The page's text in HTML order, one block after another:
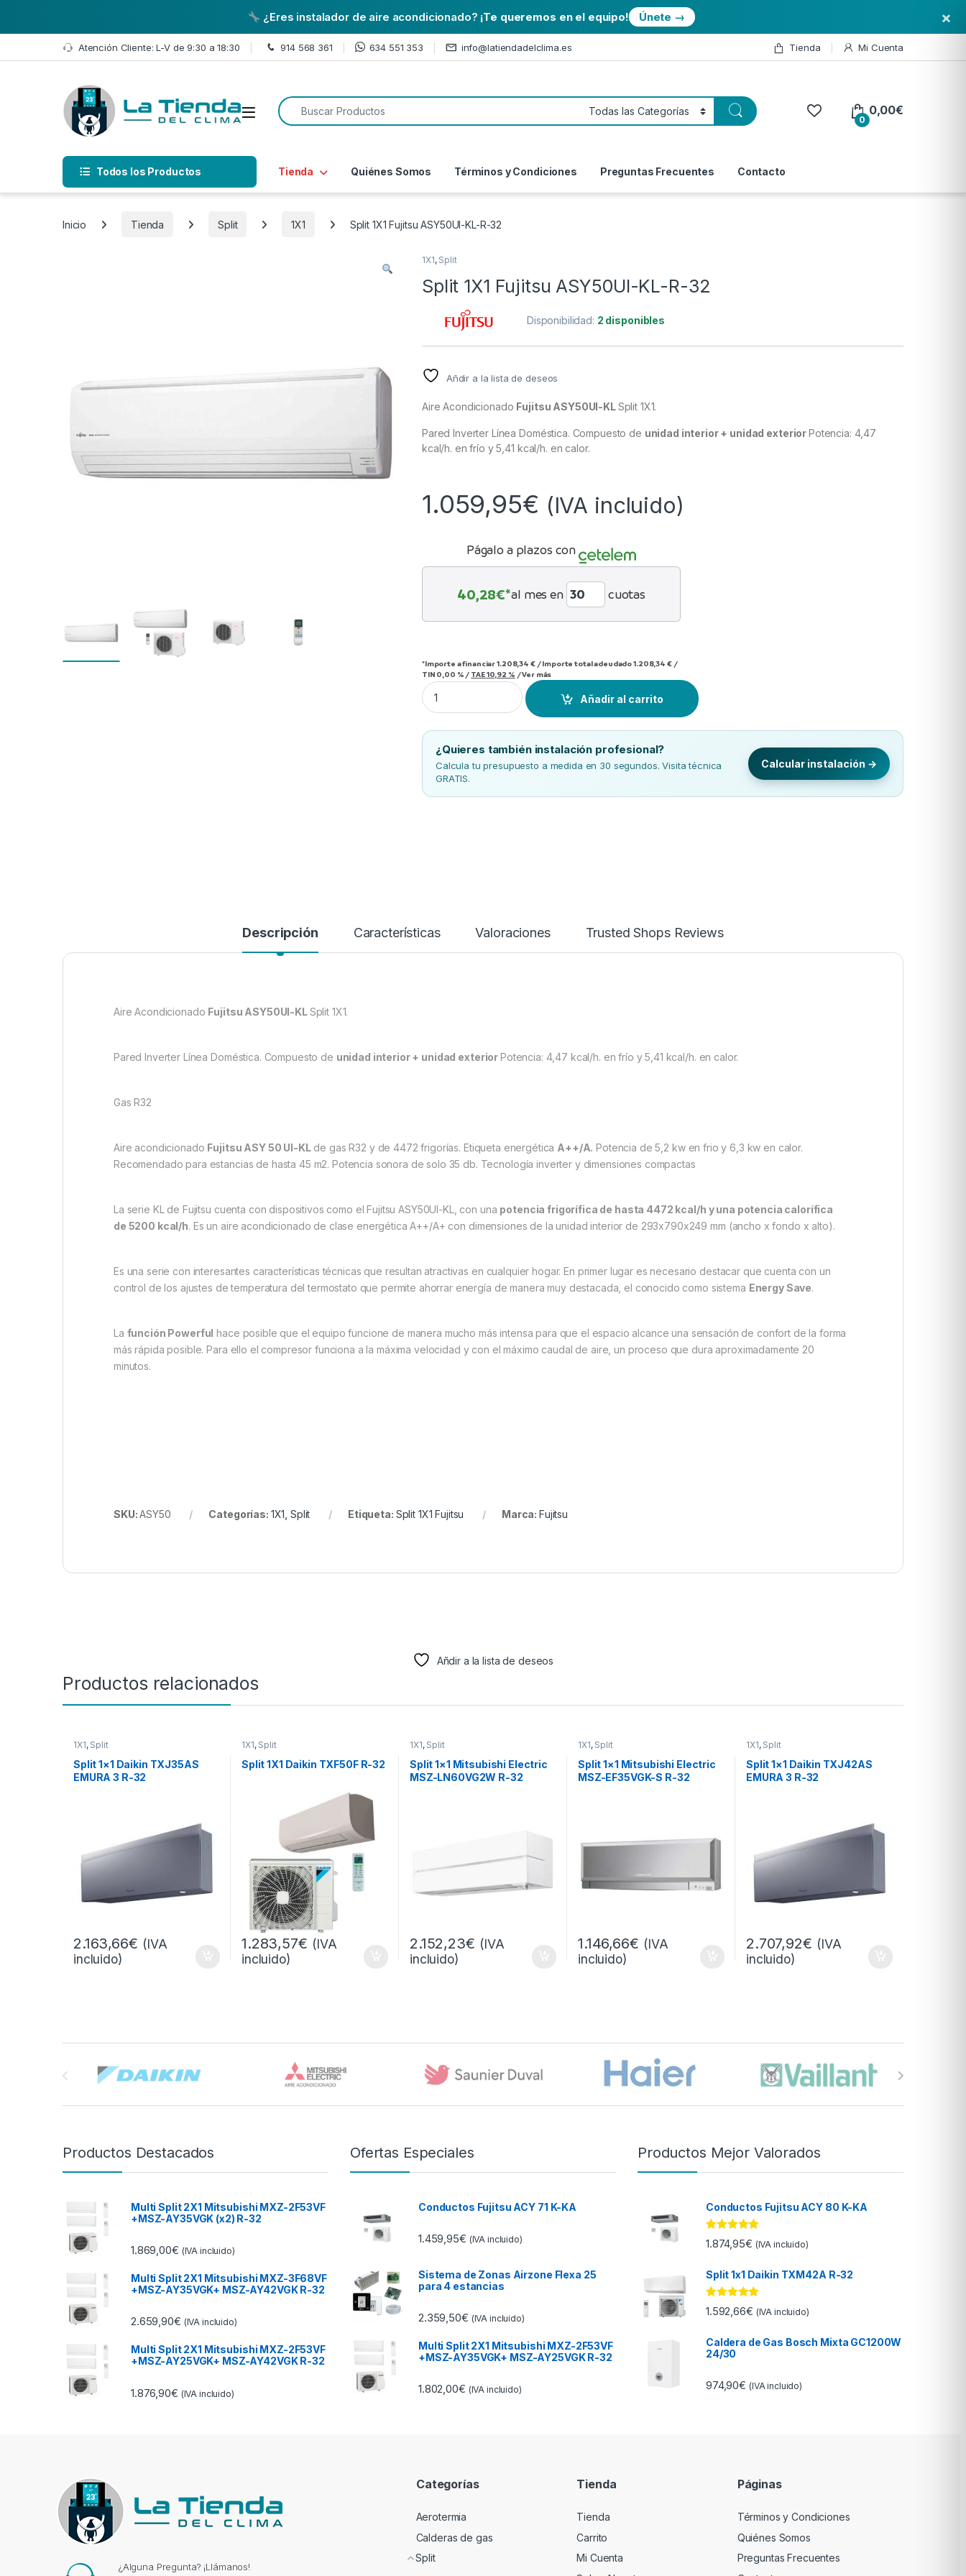
¿Eres instalador de aire acondicionado? ¡Te queremos en el equipo! Únete → ×
Skip to navigation
Skip to content Atención Cliente: L-V de 9:30 a 18:30 914 568 361 634 551 353 info@latiendadelclima.es Tienda Mi Cuenta
Open
Search for:
0
0,00€
Todos los Productos Tienda Quiénes Somos Términos y Condiciones Preguntas Frecuentes Contacto
Inicio Tienda Split 1X1 Split 1X1 Fujitsu ASY50UI-KL-R-32
1X1, Split
Split 1X1 Fujitsu ASY50UI-KL-R-32
Disponibilidad: 2 disponibles
Añdir a la lista de deseos
Aire Acondicionado Fujitsu ASY50UI-KLSplit 1X1.
Pared Inverter Línea Doméstica. Compuesto de unidad interior + unidad exteriorPotencia: 4,47
kcal/h. en frío y 5,41 kcal/h. en calor.
1.059,95€ (IVA incluido)
Págalo a plazos con
40,28€*al mes en cuotas
*Importe a financiar1.208,34 € /Importe total adeudado1.208,34 €/
TIN 0,00 % / TAE10,92 % /Ver más
Split 1X1 Fujitsu ASY50UI-KL-R-32 quantity
Añadir al carrito
¿Quieres también instalación profesional?
Calcula tu presupuesto a medida en 30 segundos. Visita técnica
GRATIS.
Calcular instalación →
Descripción Características Valoraciones Trusted Shops Reviews
Aire Acondicionado Fujitsu ASY50UI-KLSplit 1X1.
Pared Inverter Línea Doméstica. Compuesto de unidad interior + unidad exteriorPotencia: 4,47 kcal/h. en frío y 5,41 kcal/h. en calor.
Gas R32
Aire acondicionado Fujitsu ASY 50 UI-KLde gas R32 y de 4472 frigorías. Etiqueta energética A++/A. Potencia de 5,2 kw en frio y 6,3 kw en calor.
Recomendado para estancias de hasta 45 m2. Potencia sonora de solo 35 db. Tecnología inverter y dimensiones compactas
La serie KL de Fujitsu cuenta con dispositivos como el Fujitsu ASY50UI-KL, con una potencia frigorífica de hasta 4472 kcal/h y una potencia calorífica
de 5200 kcal/h. Es un aire acondicionado de clase energética A++/A+ con dimensiones de la unidad interior de 293x790x249 mm (ancho x fondo x alto).
Es una serie con interesantes características técnicas que resultan atractivas en cualquier hogar. En primer lugar es necesario destacar que cuenta con un
control de los ajustes de temperatura del termostato que permite ahorrar energía de manera muy destacada, el conocido como sistema Energy Save.
La función Powerful hace posible que el equipo funcione de manera mucho más intensa para que el espacio alcance una sensación de confort de la forma
más rápida posible. Para ello el compresor funciona a la máxima velocidad y con el máximo caudal de aire, un proceso que dura aproximadamente 20
minutos.
SKU:ASY50 Categorías: 1X1 Split Etiqueta: Split 1X1 Fujitsu Marca:Fujitsu
Añdir a la lista de deseos
Productos relacionados
1X1, Split
Split 1×1 Daikin TXJ35AS
EMURA 3 R-32
2.163,66€ (IVA
incluido)
1X1, Split
Split 1X1 Daikin TXF50F R-32
1.283,57€ (IVA
incluido)
1X1, Split
Split 1×1 Mitsubishi Electric
MSZ-LN60VG2W R-32
2.152,23€ (IVA
incluido)
1X1, Split
Split 1×1 Mitsubishi Electric
MSZ-EF35VGK-S R-32
1.146,66€ (IVA
incluido)
1X1, Split
Split 1×1 Daikin TXJ42AS
EMURA 3 R-32
2.707,92€ (IVA
incluido)
Productos Destacados
Multi Split 2X1 Mitsubishi MXZ-2F53VF
+MSZ-AY35VGK (x2) R-32
1.869,00€ (IVA incluido)
Multi Split 2X1 Mitsubishi MXZ-3F68VF
+MSZ-AY35VGK+ MSZ-AY42VGK R-32
2.659,90€ (IVA incluido)
Multi Split 2X1 Mitsubishi MXZ-2F53VF
+MSZ-AY25VGK+ MSZ-AY42VGK R-32
1.876,90€ (IVA incluido)
Ofertas Especiales
Conductos Fujitsu ACY 71 K-KA
1.459,95€ (IVA incluido)
Sistema de Zonas Airzone Flexa 25
para 4 estancias
2.359,50€ (IVA incluido)
Multi Split 2X1 Mitsubishi MXZ-2F53VF
+MSZ-AY35VGK+ MSZ-AY25VGK R-32
1.802,00€ (IVA incluido)
Productos Mejor Valorados
Conductos Fujitsu ACY 80 K-KA
Valorado con
5.00de 5
1.874,95€ (IVA incluido)
Split 1x1 Daikin TXM42A R-32
Valorado con
5.00de 5
1.592,66€ (IVA incluido)
Caldera de Gas Bosch Mixta GC1200W
24/30
974,90€ (IVA incluido)
¿Alguna Pregunta? ¡Llámanos!
Categorías
Aerotermia
Calderas de gas
Split
Tienda
Tienda
Carrito
Mi Cuenta
Páginas
Términos y Condiciones
Quiénes Somos
Preguntas Frecuentes